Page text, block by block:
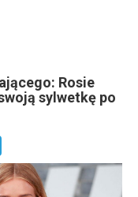
Rosie
sylwetkę po